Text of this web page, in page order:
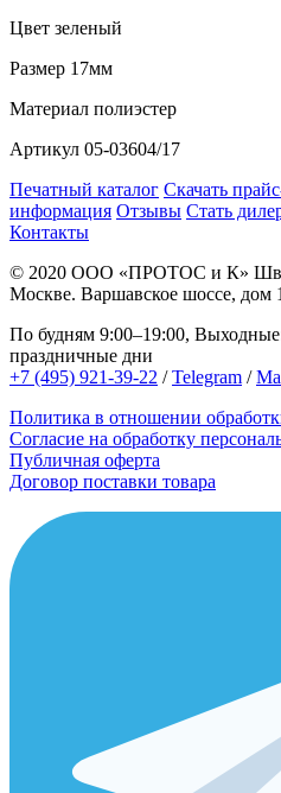
Цвет зеленый
Размер 17мм
Материал полиэстер
Артикул 05-03604/17
Печатный каталог Скачать
информация Отзывы Стать
Контакты
© 2020 ООО «ПРОТОС и К»
Москве. Варшавское шоссе, дом
По будням 9:00–19:00, Выходные:
праздничные дни
+7 (495) 921-39-22 /Telegram /
Политика в отношении
Согласие на обработку
Публичная оферта
Договор поставки товара